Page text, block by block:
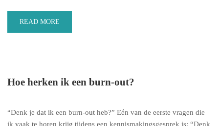
READ MORE
Hoe herken ik een burn-out?
“Denk je dat ik een burn-out heb?” Eén van de eerste vragen die
ik vaak te horen krijg tijdens een kennismakingsgesprek is: “Denk